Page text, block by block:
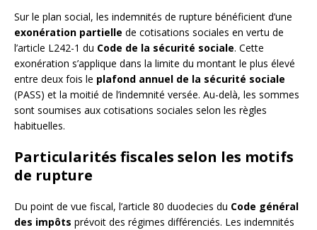
Sur le plan social, les indemnités de rupture bénéficient d’une
exonération partielle de cotisations sociales en vertu de
l’article L242-1 du Code de la sécurité sociale. Cette
exonération s’applique dans la limite du montant le plus élevé
entre deux fois le plafond annuel de la sécurité sociale
(PASS) et la moitié de l’indemnité versée. Au-delà, les sommes
sont soumises aux cotisations sociales selon les règles
habituelles.
Particularités fiscales selon les motifs
de rupture
Du point de vue fiscal, l’article 80 duodecies du Code général
des impôts prévoit des régimes différenciés. Les indemnités